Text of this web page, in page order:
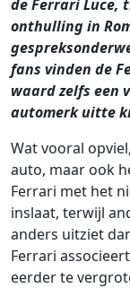
de Ferrari Luce,
onthulling in
fans vinden de
waard zelfs een
automerk uitte
Wat vooral
auto, maar ook
Ferrari met het
inslaat, terwijl
anders uitziet
Ferrari
eerder te